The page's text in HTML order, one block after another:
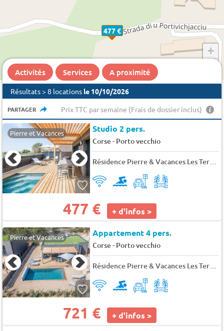
477 €
+
Activités Services A proximité
Résultats > 8 locations le 10/10/2026
PARTAGER Prix TTC par semaine (Frais de dossier inclus)
Pierre et Vacances Studio 2 pers.
Corse- Porto vecchio
477 € + d'infos >
Pierre et Vacances Appartement 4 pers.
Corse- Porto vecchio
Résidence Pierre & Vacances Les Terrasses d'Arsella
721 € + d'infos >